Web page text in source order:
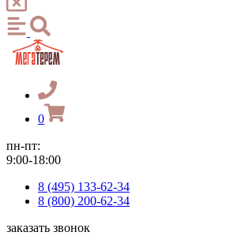
0
пн-пт:
9:00-18:00
8 (495) 133-62-34
8 (800) 200-62-34
заказать звонок